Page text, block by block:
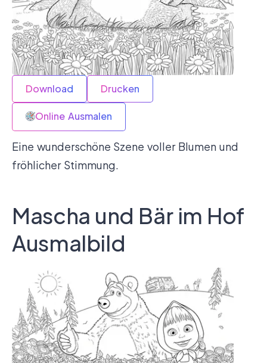
Download Drucken
Online Ausmalen
Eine wunderschöne Szene voller Blumen und
fröhlicher Stimmung.
Mascha und Bär im Hof
Ausmalbild